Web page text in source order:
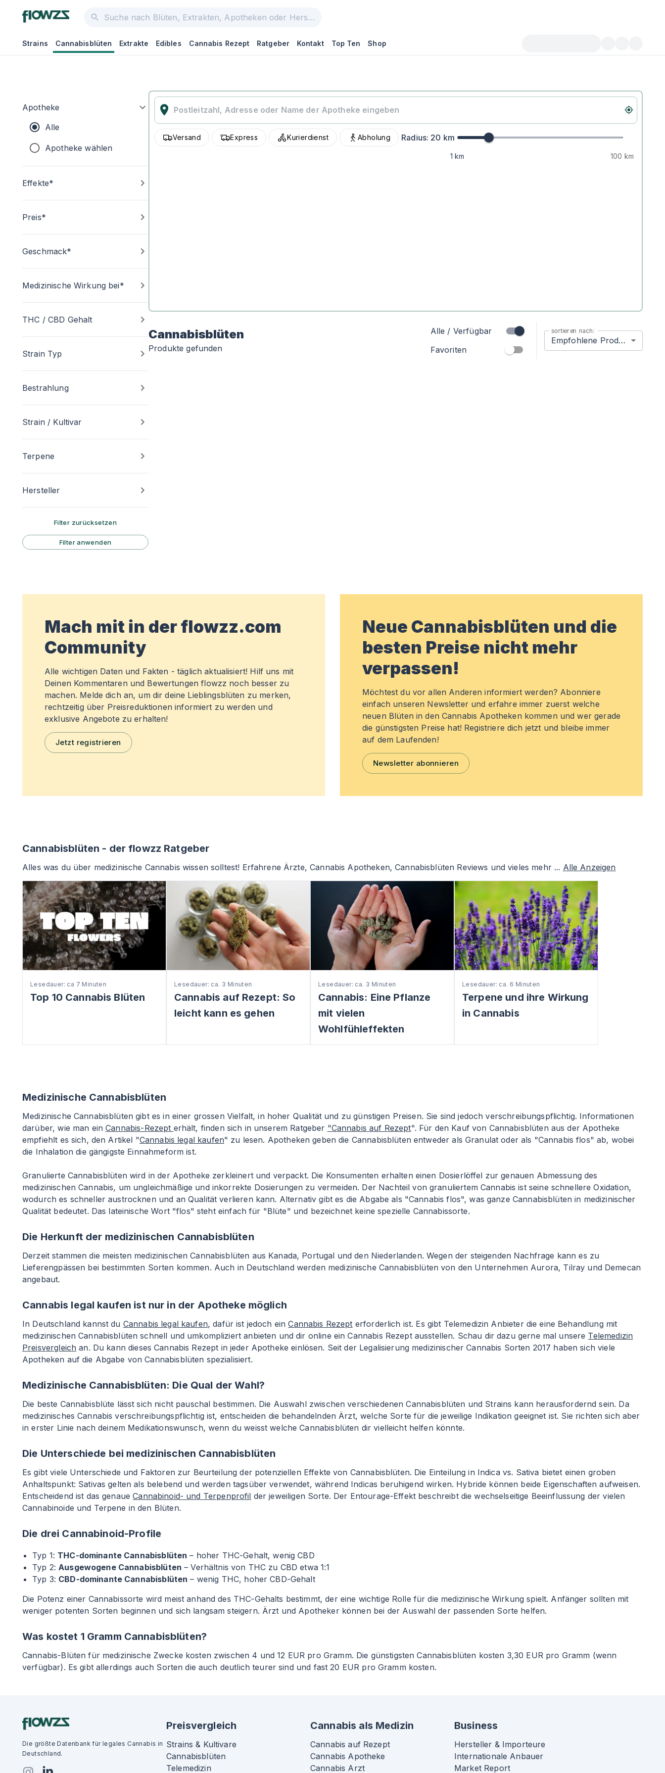
Strains Cannabisblüten Extrakte Edibles Cannabis Rezept Ratgeber Kontakt Top Ten Shop
Apotheke
Alle
Apotheke wählen
Effekte*
Preis*
Geschmack*
Medizinische Wirkung bei*
THC / CBD Gehalt
Strain Typ
Bestrahlung
Strain / Kultivar
Terpene
Hersteller
Filter zurücksetzen
Filter anwenden
Versand Express Kurierdienst Abholung Radius: 20 km
1 km 100 km
Cannabisblüten
Produkte gefunden
Alle / Verfügbar
Favoriten
sortieren nach:
Empfohlene Produkte
Mach mit in der flowzz.com
Community
Alle wichtigen Daten und Fakten - täglich aktualisiert! Hilf uns mit
Deinen Kommentaren und Bewertungen flowzz noch besser zu
machen. Melde dich an, um dir deine Lieblingsblüten zu merken,
rechtzeitig über Preisreduktionen informiert zu werden und
exklusive Angebote zu erhalten!
Jetzt registrieren
Neue Cannabisblüten und die
besten Preise nicht mehr
verpassen!
Möchtest du vor allen Anderen informiert werden? Abonniere
einfach unseren Newsletter und erfahre immer zuerst welche
neuen Blüten in den Cannabis Apotheken kommen und wer gerade
die günstigsten Preise hat! Registriere dich jetzt und bleibe immer
auf dem Laufenden!
Newsletter abonnieren
Cannabisblüten - der flowzz Ratgeber
Alles was du über medizinische Cannabis wissen solltest! Erfahrene Ärzte, Cannabis Apotheken, Cannabisblüten Reviews und vieles mehr ... Alle Anzeigen
Lesedauer: ca 7 Minuten
Top 10 Cannabis Blüten
Lesedauer: ca. 3 Minuten
Cannabis auf Rezept: So
leicht kann es gehen
Lesedauer: ca. 3 Minuten
Cannabis: Eine Pflanze
mit vielen
Wohlfühleffekten
Lesedauer: ca. 6 Minuten
Terpene und ihre Wirkung
in Cannabis
Medizinische Cannabisblüten
Medizinische Cannabisblüten gibt es in einer grossen Vielfalt, in hoher Qualität und zu günstigen Preisen. Sie sind jedoch verschreibungspflichtig. Informationen
darüber, wie man einCannabis-Rezept erhält, finden sich in unserem Ratgeber "Cannabis auf Rezept". Für den Kauf von Cannabisblüten aus der Apotheke
empfiehlt es sich, den Artikel "Cannabis legal kaufen" zu lesen. Apotheken geben die Cannabisblüten entweder als Granulat oder als "Cannabis flos" ab, wobei
die Inhalation die gängigste Einnahmeform ist.
Granulierte Cannabisblüten wird in der Apotheke zerkleinert und verpackt. Die Konsumenten erhalten einen Dosierlöffel zur genauen Abmessung des
medizinischen Cannabis, um ungleichmäßige und inkorrekte Dosierungen zu vermeiden. Der Nachteil von granuliertem Cannabis ist seine schnellere Oxidation,
wodurch es schneller austrocknen und an Qualität verlieren kann. Alternativ gibt es die Abgabe als "Cannabis flos", was ganze Cannabisblüten in medizinischer
Qualität bedeutet. Das lateinische Wort "flos" steht einfach für "Blüte" und bezeichnet keine spezielle Cannabissorte.
Die Herkunft der medizinischen Cannabisblüten
Derzeit stammen die meisten medizinischen Cannabisblüten aus Kanada, Portugal und den Niederlanden. Wegen der steigenden Nachfrage kann es zu
Lieferengpässen bei bestimmten Sorten kommen. Auch in Deutschland werden medizinische Cannabisblüten von den Unternehmen Aurora, Tilray und Demecan
angebaut.
Cannabis legal kaufen ist nur in der Apotheke möglich
In Deutschland kannst du Cannabis legal kaufen, dafür ist jedoch einCannabis Rezept erforderlich ist. Es gibt Telemedizin Anbieter die eine Behandlung mit
medizinischen Cannabisblüten schnell und umkompliziert anbieten und dir online ein Cannabis Rezept ausstellen. Schau dir dazu gerne mal unsere Telemedizin
Preisvergleich an. Du kann dieses Cannabis Rezept in jeder Apotheke einlösen. Seit der Legalisierung medizinischer Cannabis Sorten 2017 haben sich viele
Apotheken auf die Abgabe von Cannabisblüten spezialisiert.
Medizinische Cannabisblüten: Die Qual der Wahl?
Die beste Cannabisblüte lässt sich nicht pauschal bestimmen. Die Auswahl zwischen verschiedenen Cannabisblüten und Strains kann herausfordernd sein. Da
medizinisches Cannabis verschreibungspflichtig ist, entscheiden die behandelnden Ärzt, welche Sorte für die jeweilige Indikation geeignet ist. Sie richten sich aber
in erster Linie nach deinem Medikationswunsch, wenn du weisst welche Cannabisblüten dir vielleicht helfen könnte.
Die Unterschiede bei medizinischen Cannabisblüten
Es gibt viele Unterschiede und Faktoren zur Beurteilung der potenziellen Effekte von Cannabisblüten. Die Einteilung in Indica vs. Sativa bietet einen groben
Anhaltspunkt: Sativas gelten als belebend und werden tagsüber verwendet, während Indicas beruhigend wirken. Hybride können beide Eigenschaften aufweisen.
Entscheidend ist das genaueCannabinoid- und Terpenprofil der jeweiligen Sorte. Der Entourage-Effekt beschreibt die wechselseitige Beeinflussung der vielen
Cannabinoide und Terpene in den Blüten.
Die drei Cannabinoid-Profile
Typ 1: THC-dominante Cannabisblüten – hoher THC-Gehalt, wenig CBD
Typ 2:Ausgewogene Cannabisblüten – Verhältnis von THC zu CBD etwa 1:1
Typ 3: CBD-dominante Cannabisblüten – wenig THC, hoher CBD-Gehalt
Die Potenz einer Cannabissorte wird meist anhand des THC-Gehalts bestimmt, der eine wichtige Rolle für die medizinische Wirkung spielt. Anfänger sollten mit
weniger potenten Sorten beginnen und sich langsam steigern. Ärzt und Apotheker können bei der Auswahl der passenden Sorte helfen.
Was kostet 1 Gramm Cannabisblüten?
Cannabis-Blüten für medizinische Zwecke kosten zwischen 4 und 12 EUR pro Gramm. Die günstigsten Cannabisblüten kosten 3,30 EUR pro Gramm (wenn
verfügbar). Es gibt allerdings auch Sorten die auch deutlich teurer sind und fast 20 EUR pro Gramm kosten.
Die größte Datenbank für legales Cannabis in
Deutschland.
Preisvergleich
Strains & Kultivare
Cannabisblüten
Telemedizin
Cannabis als Medizin
Cannabis auf Rezept
Cannabis Apotheke
Cannabis Arzt
Business
Hersteller & Importeure
Internationale Anbauer
Market Report